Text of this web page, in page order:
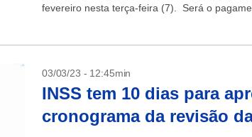
fevereiro nesta terça-feira (7). Será o
03/03/23 - 12:45min
INSS tem 10 dias para
cronograma da revisão